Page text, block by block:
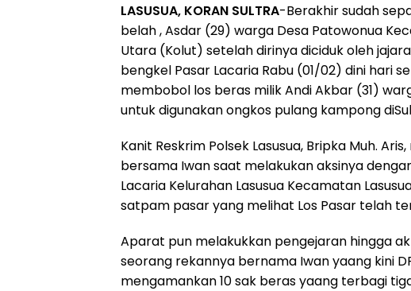
LASUSUA, KORAN SULTRA-Berakhir sudah
belah , Asdar (29) warga Desa Patowonua
Utara (Kolut) setelah dirinya diciduk oleh
bengkel Pasar Lacaria Rabu (01/02) dini hari
membobol los beras milik Andi Akbar (31)
untuk digunakan ongkos pulang kampong
Kanit Reskrim Polsek Lasusua, Bripka Muh.
bersama Iwan saat melakukan aksinya
Lacaria Kelurahan Lasusua Kecamatan
satpam pasar yang melihat Los Pasar telah
Aparat pun melakukkan pengejaran hingga
seorang rekannya bernama Iwan yaang kini
mengamankan 10 sak beras yaang terbagi